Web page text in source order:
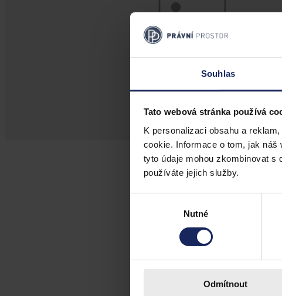
Souhlas
Tato webová stránka používá
K personalizaci obsahu a
cookie. Informace o tom, jak
tyto údaje mohou zkombinovat
používáte jejich služby.
Nutné
Odmítnout